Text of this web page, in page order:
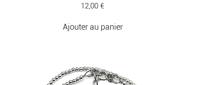
Prix
12,00 €
Ajouter au panier